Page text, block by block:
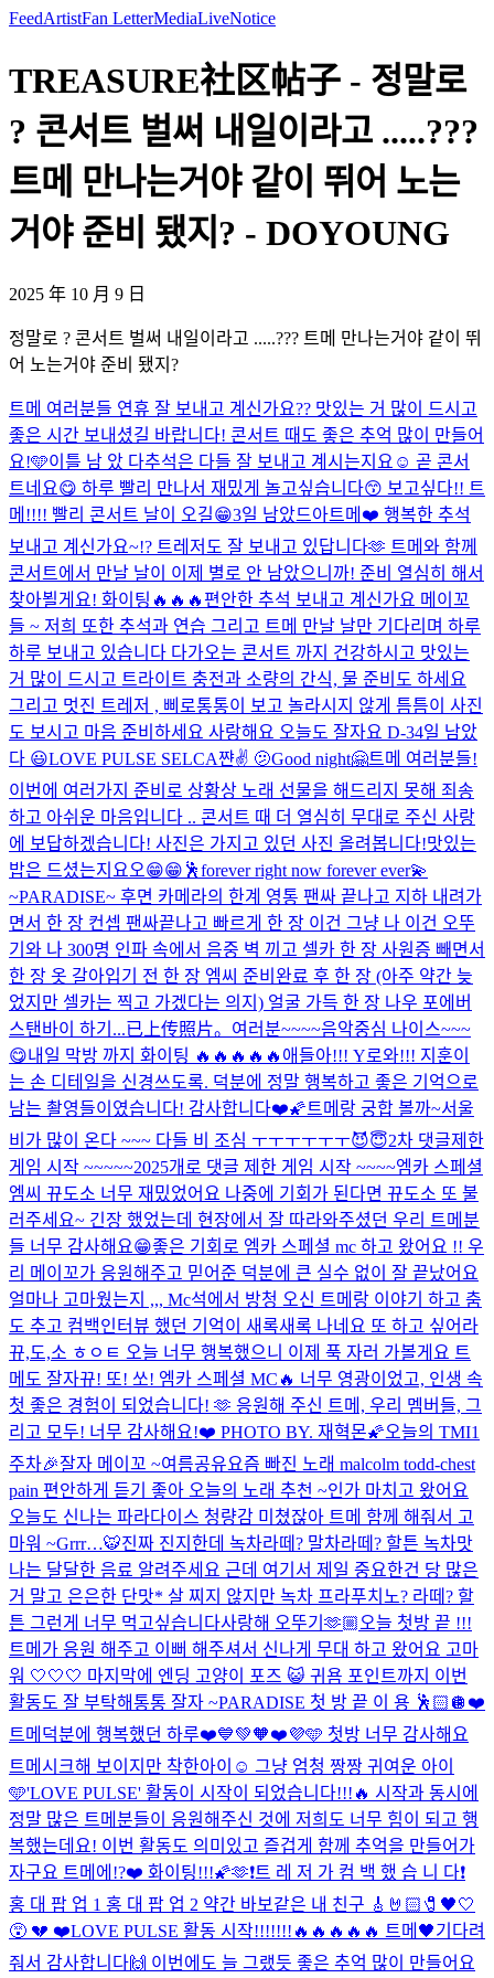
FeedArtistFan LetterMediaLiveNotice
TREASURE社区帖子 - 정말로
? 콘서트 벌써 내일이라고 .....???
트메 만나는거야 같이 뛰어 노는
거야 준비 됐지? - DOYOUNG
2025 年 10 月 9 日
정말로 ? 콘서트 벌써 내일이라고 .....??? 트메 만나는거야 같이 뛰
어 노는거야 준비 됐지?
트메 여러분들 연휴 잘 보내고 계신가요?? 맛있는 거 많이 드시고
좋은 시간 보내셨길 바랍니다! 콘서트 때도 좋은 추억 많이 만들어
요!🩵이틀 남 았 다추석은 다들 잘 보내고 계시는지요☺️ 곧 콘서
트네요😋 하루 빨리 만나서 재밌게 놀고싶습니다😙 보고싶다!! 트
메!!!! 빨리 콘서트 날이 오길😁3일 남았드아트메❤️ 행복한 추석
보내고 계신가요~!? 트레저도 잘 보내고 있답니다🫶 트메와 함께
콘서트에서 만날 날이 이제 별로 안 남았으니까! 준비 열심히 해서
찾아뵐게요! 화이팅🔥🔥🔥편안한 추석 보내고 계신가요 메이꼬
들 ~ 저희 또한 추석과 연습 그리고 트메 만날 날만 기다리며 하루
하루 보내고 있습니다 다가오는 콘서트 까지 건강하시고 맛있는
거 많이 드시고 트라이트 충전과 소량의 간식, 물 준비도 하세요
그리고 멋진 트레저 , 삐로통통이 보고 놀라시지 않게 틈틈이 사진
도 보시고 마음 준비하세요 사랑해요 오늘도 잘자요 D-34일 남았
다 😃LOVE PULSE SELCA쨘✌️ 🫤Good night🤗트메 여러분들!
이번에 여러가지 준비로 상황상 노래 선물을 해드리지 못해 죄송
하고 아쉬운 마음입니다 .. 콘서트 때 더 열심히 무대로 주신 사랑
에 보답하겠습니다! 사진은 가지고 있던 사진 올려봅니다!맛있는
밥은 드셨는지요오😁😁 🕺forever right now forever ever💫
~PARADISE~ 후면 카메라의 한계 영통 팬싸 끝나고 지하 내려가
면서 한 장 컨셉 팬싸끝나고 빠르게 한 장 이건 그냥 나 이건 오뚜
기와 나 300명 인파 속에서 음중 벽 끼고 셀카 한 장 사원증 빼면서
한 장 옷 갈아입기 전 한 장 엠씨 준비완료 후 한 장 (아주 약간 늦
었지만 셀카는 찍고 가겠다는 의지) 얼굴 가득 한 장 나우 포에버
스탠바이 하기...已上传照片。 여러분~~~~음악중심 나이스~~~
😋내일 막방 까지 화이팅 🔥🔥🔥🔥🔥 애들아!!! Y로와!!! 지훈이
는 손 디테일을 신경쓰도록. 덕분에 정말 행복하고 좋은 기억으로
남는 촬영들이였습니다! 감사합니다❤️🌠트메랑 궁합 볼까~서울
비가 많이 온다 ~~~ 다들 비 조심 ㅜㅜㅜㅜㅜㅜ😈😇2차 댓글제한
게임 시작 ~~~~~2025개로 댓글 제한 게임 시작 ~~~~엠카 스페셜
엠씨 뀨도소 너무 재밌었어요 나중에 기회가 된다면 뀨도소 또 불
러주세요~ 긴장 했었는데 현장에서 잘 따라와주셨던 우리 트메분
들 너무 감사해요😁좋은 기회로 엠카 스페셜 mc 하고 왔어요 !! 우
리 메이꼬가 응원해주고 믿어준 덕분에 큰 실수 없이 잘 끝났어요
얼마나 고마웠는지 ,,, Mc석에서 방청 오신 트메랑 이야기 하고 춤
도 추고 컴백인터뷰 했던 기억이 새록새록 나네요 또 하고 싶어라
뀨,도,소 ㅎㅇㅌ 오늘 너무 행복했으니 이제 푹 자러 가볼게요 트
메도 잘자뀨! 또! 쏘! 엠카 스페셜 MC🔥 너무 영광이었고, 인생 속
첫 좋은 경험이 되었습니다! 🫶 응원해 주신 트메, 우리 멤버들, 그
리고 모두! 너무 감사해요!❤️ PHOTO BY. 재혁몬🌠오늘의 TMI1
주차🎉잘자 메이꼬 ~여름공유요즘 빠진 노래 malcolm todd-chest
pain 편안하게 듣기 좋아 오늘의 노래 추천 ~인가 마치고 왔어요
오늘도 신나는 파라다이스 청량감 미쳤잖아 트메 함께 해줘서 고
마워 ~Grrr…🐯진짜 진지한데 녹차라떼? 말차라떼? 할튼 녹차맛
나는 달달한 음료 알려주세요 근데 여기서 제일 중요한건 당 많은
거 말고 은은한 단맛* 살 찌지 않지만 녹차 프라푸치노? 라떼? 할
튼 그런게 너무 먹고싶습니다사랑해 오뚜기🫶🏼 오늘 첫방 끝 !!!
트메가 응원 해주고 이뻐 해주셔서 신나게 무대 하고 왔어요 고마
워 🤍🤍🤍 마지막에 엔딩 고양이 포즈 😺 귀욤 포인트까지 이번
활동도 잘 부탁해통통 잘자 ~PARADISE 첫 방 끝 이 용 🕺🏻🪩 ❤️
트메덕분에 행복했던 하루❤️💙💚🧡❤️💜🩵 첫방 너무 감사해요
트메 시크해 보이지만 착한아이☺️ 그냥 엄청 짱짱 귀여운 아이
🩵'LOVE PULSE' 활동이 시작이 되었습니다!!!🔥 시작과 동시에
정말 많은 트메분들이 응원해주신 것에 저희도 너무 힘이 되고 행
복했는데요! 이번 활동도 의미있고 즐겁게 함께 추억을 만들어가
자구요 트메에!?❤️ 화이팅!!!🌠🫶❗️트 레 저 가 컴 백 했 습 니 다❗️
홍 대 팝 업 1 홍 대 팝 업 2 약간 바보같은 내 친구 🎸🤘🏻🧷🖤🤍
😵 💔 ❤️LOVE PULSE 활동 시작!!!!!!!🔥🔥🔥🔥🔥 트메🖤기다려
줘서 감사합니다🙌 이번에도 늘 그랬듯 좋은 추억 많이 만들어요